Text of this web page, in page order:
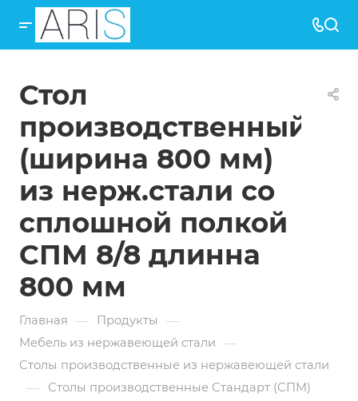
Стол
производственный
(ширина 800 мм)
из нерж.стали со
сплошной полкой
СПМ 8/8 длинна
800 мм
Главная — Продукты —
Мебель из нержавеющей стали —
Столы производственные из нержавеющей стали
— Столы производственные Стандарт (СПМ)